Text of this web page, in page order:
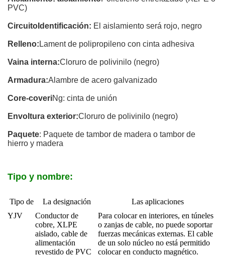
PVC)
Circuito Identificación: El aislamiento será rojo, negro
Relleno: Lament de polipropileno con cinta adhesiva
Vaina interna:Cloruro de polivinilo (negro)
Armadura:Alambre de acero galvanizado
Core-coveriNg: cinta de unión
Envoltura exterior:Cloruro de polivinilo (negro)
Paquete: Paquete de tambor de madera o tambor de
hierro y madera
Tipo y nombre:
Tipo de La designación
Las aplicaciones
YJV
Conductor de
cobre, XLPE
aislado, cable de
alimentación
revestido de PVC
Para colocar en interiores, en túneles
o zanjas de cable, no puede soportar
fuerzas mecánicas externas. El cable
de un solo núcleo no está permitido
colocar en conducto magnético.